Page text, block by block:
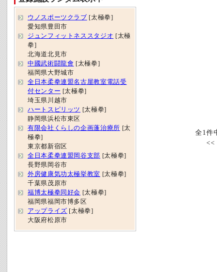
全1件
<<
ウノスポーツクラブ [太極拳]
愛知県豊田市
ジュンフィットネススタジオ [太極
拳]
北海道北見市
中國武術闘龍會 [太極拳]
福岡県大野城市
全日本柔拳連盟名古屋教室電話受
付センター [太極拳]
埼玉県川越市
ハートスピリッツ [太極拳]
静岡県浜松市東区
有限会社くらしの企画蓬治療所 [太
極拳]
東京都新宿区
全日本柔拳連盟岡谷支部 [太極拳]
長野県岡谷市
外房健康気功太極挙教室 [太極拳]
千葉県茂原市
福博太極拳同好会 [太極拳]
福岡県福岡市博多区
アップライズ [太極拳]
大阪府松原市